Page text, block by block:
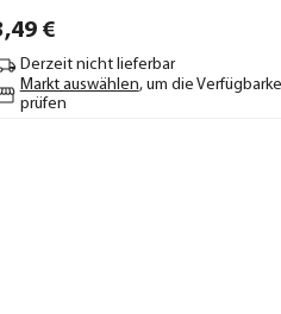
49€
Derzeit nicht lieferbar
Markt auswählen, um die
prüfen